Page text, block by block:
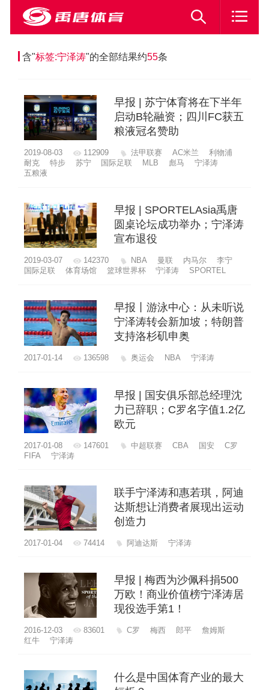
含"标签:宁泽涛"的全部结果约55条
早报 | 苏宁体育将在下半年
启动B轮融资；四川FC获五
粮液冠名赞助
2019-08-03 112909 法甲联赛 AC米兰
利物浦
耐克
特步 苏宁 国际足联 MLB 彪马
宁泽涛
五粮液
早报 | SPORTELAsia禹唐
圆桌论坛成功举办；宁泽涛
宣布退役
2019-03-07 142370 NBA 曼联 内马尔
李宁
国际足联
体育场馆 篮球世界杯 宁泽涛 SPORTEL
早报丨游泳中心：从未听说
宁泽涛转会新加坡；特朗普
支持洛杉矶申奥
2017-01-14 136598 奥运会 NBA 宁泽涛
早报 | 国安俱乐部总经理沈
力已辞职；C罗名字值1.2亿
欧元​
2017-01-08 147601 中超联赛 CBA 国安
C罗
FIFA
宁泽涛
联手宁泽涛和惠若琪，阿迪
达斯想让消费者展现出运动
创造力
2017-01-04 74414 阿迪达斯 宁泽涛
早报 | 梅西为沙佩科捐500
万欧！商业价值榜宁泽涛居
现役选手第1！
2016-12-03 83601 C罗 梅西 郎平
詹姆斯
红牛
宁泽涛
什么是中国体育产业的最大